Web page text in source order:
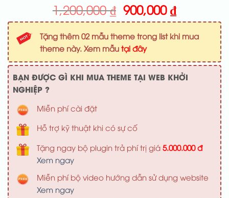
1,200,000₫ Giá
gốc
là:
1,200,000 ₫.
900,000₫Giá
hiện
tại
900,000
Tặng thêm 02 mẫu theme trong list khi mua
theme này. Xem mẫu tại đây
BẠN ĐƯỢC GÌ KHI MUA THEME TẠI WEB KHỞI
NGHIỆP ?
Miễn phí cài đặt
Hỗ trợ kỹ thuật khi có sự cố
Tặng ngay bộ plugin trả phí trị giá 5.000.000 đ
Xem ngay
Miễn phí bộ video hướng dẫn sử dụng website
Xem ngay